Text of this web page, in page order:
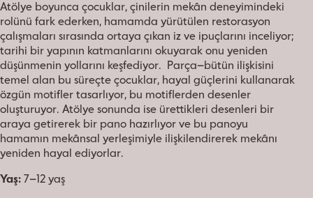
Atölye boyunca çocuklar, çinilerin mekân deneyimindeki
rolünü fark ederken, hamamda yürütülen restorasyon
çalışmaları sırasında ortaya çıkan iz ve ipuçlarını inceliyor;
tarihi bir yapının katmanlarını okuyarak onu yeniden
düşünmenin yollarını keşfediyor. Parça–bütün ilişkisini
temel alan bu süreçte çocuklar, hayal güçlerini kullanarak
özgün motifler tasarlıyor, bu motiflerden desenler
oluşturuyor. Atölye sonunda ise ürettikleri desenleri bir
araya getirerek bir pano hazırlıyor ve bu panoyu
hamamın mekânsal yerleşimiyle ilişkilendirerek mekânı
yeniden hayal ediyorlar.
Yaş: 7–12 yaş